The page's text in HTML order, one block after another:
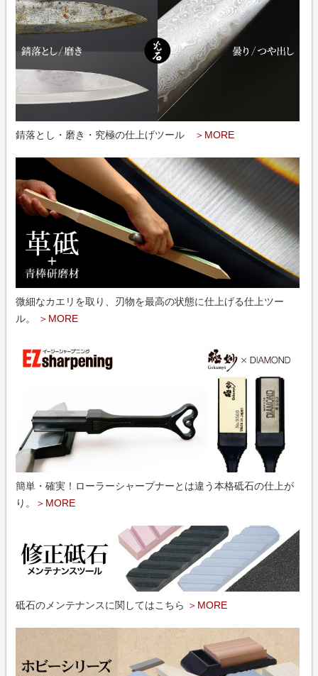
錆落とし・磨き・究極の仕上げツール ＞MORE
微細なカエリを取り、刃物を最高の状態に仕上げる仕上ツー
ル。
＞MORE
簡単・確実！ローラーシャープナーとは違う本格砥石の仕上が
り。
＞MORE
砥石のメンテナンスに関してはこちら ＞MORE